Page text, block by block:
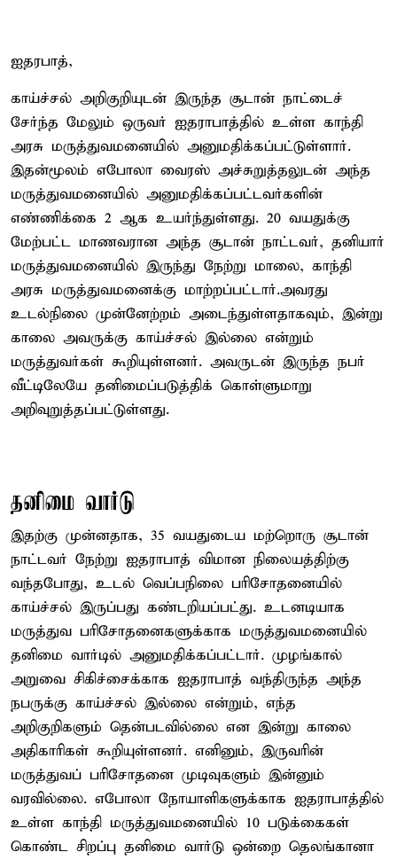
ஐதரபாத்,
காய்ச்சல் அறிகுறியுடன் இருந்த சூடான் நாட்டைச்
சேர்ந்த மேலும் ஒருவர் ஐதராபாத்தில் உள்ள காந்தி
அரசு மருத்துவமனையில் அனுமதிக்கப்பட்டுள்ளார்.
இதன்மூலம் எபோலா வைரஸ் அச்சுறுத்தலுடன் அந்த
மருத்துவமனையில் அனுமதிக்கப்பட்டவர்களின்
எண்ணிக்கை 2 ஆக உயர்ந்துள்ளது. 20 வயதுக்கு
மேற்பட்ட மாணவரான அந்த சூடான் நாட்டவர், தனியார்
மருத்துவமனையில் இருந்து நேற்று மாலை, காந்தி
அரசு மருத்துவமனைக்கு மாற்றப்பட்டார்.அவரது
உடல்நிலை முன்னேற்றம் அடைந்துள்ளதாகவும், இன்று
காலை அவருக்கு காய்ச்சல் இல்லை என்றும்
மருத்துவர்கள் கூறியுள்ளனர். அவருடன் இருந்த நபர்
வீட்டிலேயே தனிமைப்படுத்திக் கொள்ளுமாறு
அறிவுறுத்தப்பட்டுள்ளது.
தனிமை வார்டு
இதற்கு முன்னதாக, 35 வயதுடைய மற்றொரு சூடான்
நாட்டவர் நேற்று ஐதராபாத் விமான நிலையத்திற்கு
வந்தபோது, உடல் வெப்பநிலை பரிசோதனையில்
காய்ச்சல் இருப்பது கண்டறியப்பட்து. உடனடியாக
மருத்துவ பரிசோதனைகளுக்காக மருத்துவமனையில்
தனிமை வார்டில் அனுமதிக்கப்பட்டார். முழங்கால்
அறுவை சிகிச்சைக்காக ஐதராபாத் வந்திருந்த அந்த
நபருக்கு காய்ச்சல் இல்லை என்றும், எந்த
அறிகுறிகளும் தென்படவில்லை என இன்று காலை
அதிகாரிகள் கூறியுள்ளனர். எனினும், இருவரின்
மருத்துவப் பரிசோதனை முடிவுகளும் இன்னும்
வரவில்லை. எபோலா நோயாளிகளுக்காக ஐதராபாத்தில்
உள்ள காந்தி மருத்துவமனையில் 10 படுக்கைகள்
கொண்ட சிறப்பு தனிமை வார்டு ஒன்றை தெலங்கானா